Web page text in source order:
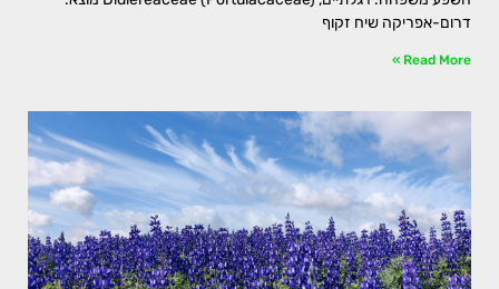
דרום-אפריקה שיח זקוף
Read More »